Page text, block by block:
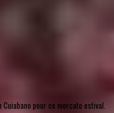
pour ce mercato estival.